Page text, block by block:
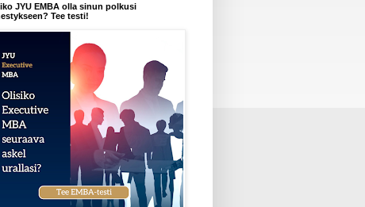
JYU EMBA olla sinun polkusi
Tee testi!